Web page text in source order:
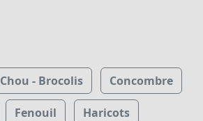
Chou - Brocolis Concombre
Fenouil Haricots